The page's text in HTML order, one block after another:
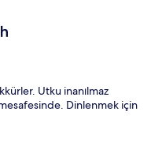
Utku inanılmaz
Dinlenmek için